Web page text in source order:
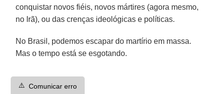
conquistar novos fiéis, novos mártires (agora mesmo,
no Irã), ou das crenças ideológicas e políticas.
No Brasil, podemos escapar do martírio em massa.
Mas o tempo está se esgotando.
⚠️ Comunicar erro